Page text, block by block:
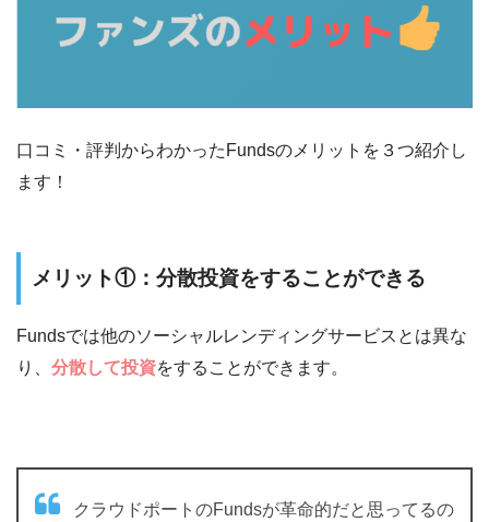
口コミ・評判からわかったFundsのメリットを３つ紹介し
ます！
メリット①：分散投資をすることができる
Fundsでは他のソーシャルレンディングサービスとは異な
り、 分散して投資をすることができます。
クラウドポートのFundsが革命的だと思ってるの